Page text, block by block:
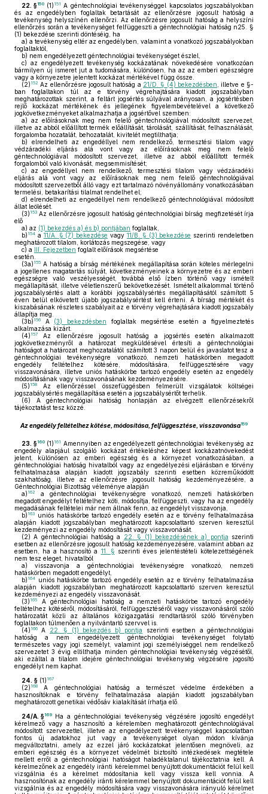
22. §150 (1) 151 A géntechnológiai tevékenységgel kapcsolatos jogszabályokban
és az engedélyben foglaltak betartását az ellenőrzésre jogosult hatóság a
tevékenység helyszínén ellenőrzi. Az ellenőrzésre jogosult hatóság a helyszíni
ellenőrzés során a tevékenységet felfüggeszti a géntechnológiai hatóság n25. §
(1) bekezdése szerinti döntéséig, ha
a) a tevékenység eltér az engedélyben, valamint a vonatkozó jogszabályokban
foglaltaktól,
b) nem engedélyezett géntechnológiai tevékenységet észlel,
c) az engedélyezett tevékenység kockázatának növekedésére vonatkozóan
bármilyen új ismeret jut a tudomására, különösen, ha az az emberi egészségre
vagy a környezetre jelentett kockázat mértékével függ össze.
(2) 152 Az ellenőrzésre jogosult hatóság a 21/D. § (4) bekezdésben , illetve e §-
ban foglaltakon túl az e törvény végrehajtására kiadott jogszabályban
meghatározottak szerint, a feltárt jogsértés súlyával arányosan, a jogsértésben
rejlő kockázat mértékének és jellegének figyelembevételével a következő
jogkövetkezményeket alkalmazhatja a jogsértővel szemben:
a) az előírásoknak meg nem felelő géntechnológiával módosított szervezet,
illetve az abból előállított termék előállítását, tárolását, szállítását, felhasználását,
forgalomba hozatalát, behozatalát, kivitelét megtilthatja;
b) elrendelheti az engedéllyel nem rendelkező, termesztési tilalom vagy
védzáradéki eljárás alá vont vagy az előírásoknak meg nem felelő
géntechnológiával módosított szervezet, illetve az abból előállított termék
forgalomból való kivonását, megsemmisítését;
c) az engedéllyel nem rendelkező, termesztési tilalom vagy védzáradéki
eljárás alá vont vagy az előírásoknak meg nem felelő géntechnológiával
módosított szervezetből álló vagy ezt tartalmazó növényállomány vonatkozásában
termelési, betakarítási tilalmat rendelhet el;
d) elrendelheti az engedéllyel nem rendelkező géntechnológiával módosított
állat leölését.
(3) 153 Az ellenőrzésre jogosult hatóság géntechnológiai bírság megfizetését írja
elő
a) az (1) bekezdés a) és b) pontjában foglaltak,
b) 154 a 11/A. § (7) bekezdése vagy 11/B. § (3) bekezdése szerinti rendeletben
meghatározott tilalom, korlátozás megszegése, vagy
c) a III. Fejezetben foglalt előírások megsértése
esetén.
(3a) 155 A hatóság a bírság mértékének megállapítása során köteles mérlegelni
a jogellenes magatartás súlyát, következményeinek a környezetre és az emberi
egészségre való veszélyességét, továbbá első ízben történő vagy ismételt
megállapítását, illetve véletlenszerű bekövetkezését. Ismételt alkalommal történő
jogszabálysértés alatt a korábbi jogszabálysértés megállapításától számított 5
éven belül elkövetett újabb jogszabálysértést kell érteni. A bírság mértékét és
kiszabásának részletes szabályait az e törvény végrehajtására kiadott jogszabály
állapítja meg.
(3b) 156 A (3) bekezdésben foglaltak megsértése esetén a figyelmeztetés
alkalmazása kizárt.
(4) 157
Az ellenőrzésre jogosult hatóság a jogsértés esetén alkalmazott
jogkövetkezményről a határozat megküldésével értesíti a géntechnológiai
hatóságot a határozat meghozatalától számított 3 napon belül és javaslatot tesz a
géntechnológiai tevékenységre vonatkozó, nemzeti hatáskörben megadott
engedély feltételhez kötésére, módosítására, felfüggesztésére vagy
visszavonására, illetve uniós hatáskörbe tartozó engedély esetén az engedély
módosításának vagy visszavonásának kezdeményezésére.
(5) 158
Az ellenőrzéssel összefüggésben felmerült vizsgálatok költségei
jogszabálysértés megállapítása esetén a jogszabálysértőt terhelik.
(6) A géntechnológiai hatóság honlapján az elvégzett ellenőrzésekről
tájékoztatást tesz közzé.
Az engedély feltételhez kötése, módosítása, felfüggesztése, visszavonása159
23. §160 (1) 161 Amennyiben az engedélyezett géntechnológiai tevékenység az
engedély alapjául szolgáló kockázat értékeléshez képest kockázatnövekedést
jelent, különösen az emberi egészség és a környezet vonatkozásában, a
géntechnológiai hatóság hivatalból vagy az engedélyezési eljárásban e törvény
felhatalmazása alapján kiadott jogszabály szerinti esetben közreműködött
szakhatóság, illetve az ellenőrzésre jogosult hatóság kezdeményezésére, a
Géntechnológiai Bizottság véleménye alapján
a) 162
a géntechnológiai tevékenységre vonatkozó, nemzeti hatáskörben
megadott engedélyt feltételhez köti, módosítja, felfüggeszti, vagy ha az engedély
megadásának feltételei már nem állnak fenn, az engedélyt visszavonja,
b) 163
uniós hatáskörbe tartozó engedély esetén az e törvény felhatalmazása
alapján kiadott jogszabályban meghatározott kapcsolattartó szerven keresztül
kezdeményezi az engedély módosítását vagy visszavonását.
(2) A géntechnológiai hatóság a 22. § (1) bekezdésének a) pontja szerinti
esetben az ellenőrzésre jogosult hatóság kezdeményezésére, valamint abban az
esetben, ha a hasznosító a 11. § szerinti éves jelentéstételi kötelezettségének
nem tesz eleget, hivatalból
a) visszavonja a géntechnológiai tevékenységre vonatkozó, nemzeti
hatáskörben megadott engedélyt,
b) 164
uniós hatáskörbe tartozó engedély esetén az e törvény felhatalmazása
alapján kiadott jogszabályban meghatározott kapcsolattartó szerven keresztül
kezdeményezi az engedély visszavonását.
(3) 165
A géntechnológiai hatóság a nemzeti hatáskörbe tartozó engedély
feltételhez kötéséről, módosításáról, felfüggesztéséről vagy visszavonásáról szóló
határozatát közli az általános közigazgatási rendtartásról szóló törvényben
foglaltakon túlmenően a nyilvántartó szervvel is.
(4) 166 A 22. § (1) bekezdés b) pontja
szerinti esetben a géntechnológiai
hatóság a nem engedélyezett géntechnológiai tevékenységet folytató
természetes vagy jogi személyt, valamint jogi személyiséggel nem rendelkező
szervezetet 3 évig eltilthatja minden géntechnológiai tevékenység végzésétől,
aki ezáltal a tilalom idejére géntechnológiai tevékenység végzésére jogosító
engedélyt nem kaphat.
24. § (1) 167
(2) 168
A géntechnológiai hatóság a természet védelme érdekében a
hasznosítóknak e törvény felhatalmazása alapján kiadott jogszabályban
meghatározott genetikai védősáv kialakítását írhatja elő.
24/A. §169
Ha a géntechnológiai tevékenység végzésére jogosító engedélyt
kérelmező vagy a hasznosító a kérelemben meghatározott géntechnológiával
módosított szervezettel, illetve az engedélyezett tevékenységgel kapcsolatban
fontos új adatokhoz jut vagy a tevékenységet olyan módon kívánja
megváltoztatni, amely az ezzel járó kockázatokat jelentősen megnöveli, az
emberi egészség és a környezet védelmét biztosító intézkedések megtétele
mellett erről a géntechnológiai hatóságot haladéktalanul tájékoztatnia kell. A
kérelmezőnek az engedély iránti kérelemmel benyújtott dokumentációt felül kell
vizsgálnia és a kérelmet módosítania kell vagy vissza kell vonnia. A
hasznosítónak az engedély iránti kérelemmel benyújtott dokumentációt felül kell
vizsgálnia és az engedély módosítására vagy visszavonására irányuló kérelmet